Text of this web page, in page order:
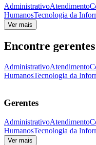
AdministrativoAtendimento
HumanosTecnologia da
Ver mais
Encontre
AdministrativoAtendimento
HumanosTecnologia da
Gerentes
AdministrativoAtendimento
HumanosTecnologia da
Ver mais